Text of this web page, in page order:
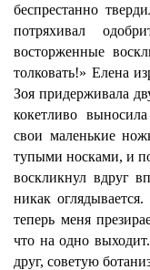
беспрестанно
потряхивал
восторженные
толковать!» Елена
Зоя придерживала
кокетливо
свои маленькие
тупыми носками, и
воскликнул вдруг
никак
теперь меня
что на одно
друг, советую